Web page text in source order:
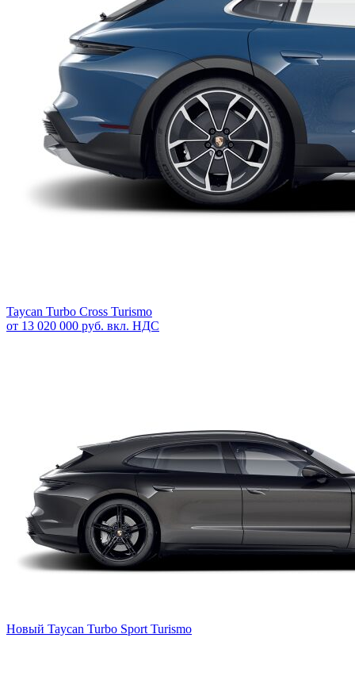
Taycan Turbo Cross Turismo
от 13 020 000 руб. вкл. НДС
Новый Taycan Turbo Sport Turismo